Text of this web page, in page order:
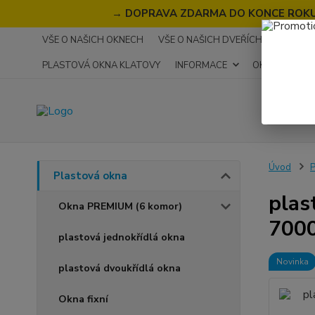
→ DOPRAVA ZDARMA DO KONCE
VŠE O NAŠICH OKNECH VŠE O NAŠICH DVEŘÍCH
PLASTOVÁ OKNA KLATOVY
INFORMACE OKNA NA
Plastová okna
Okna PREMIUM (6 komor)
plastová jednokřídlá okna
plastová dvoukřídlá okna
Okna fixní
Úvod
Novinka